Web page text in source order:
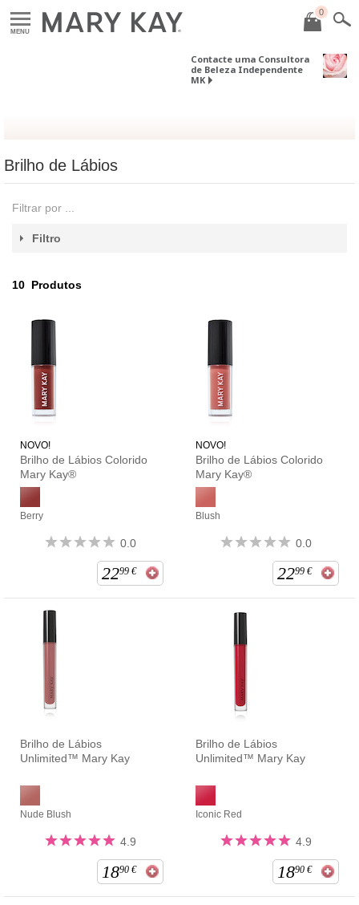
MENU
0
Contacte uma Consultora
de Beleza Independente
MK
Brilho de Lábios
Filtrar por ...
Filtro
10 Produtos
NOVO!
Brilho de Lábios Colorido
Mary Kay®
Berry
0.0
2299 €
NOVO!
Brilho de Lábios Colorido
Mary Kay®
Blush
0.0
2299 €
Brilho de Lábios
Unlimited™ Mary Kay
Nude Blush
4.9
1890 €
Brilho de Lábios
Unlimited™ Mary Kay
Iconic Red
4.9
1890 €